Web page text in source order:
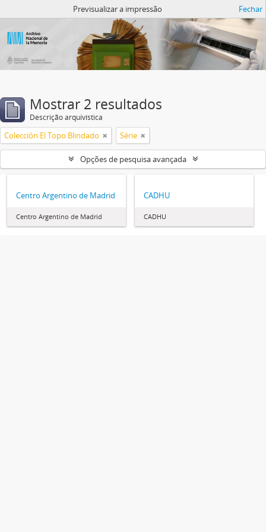
Previsualizar a impressão Fechar
Mostrar 2 resultados
Descrição arquivística
Colección El Topo Blindado Série
Opções de pesquisa avançada
Centro Argentino de Madrid
Centro Argentino de Madrid
CADHU
CADHU